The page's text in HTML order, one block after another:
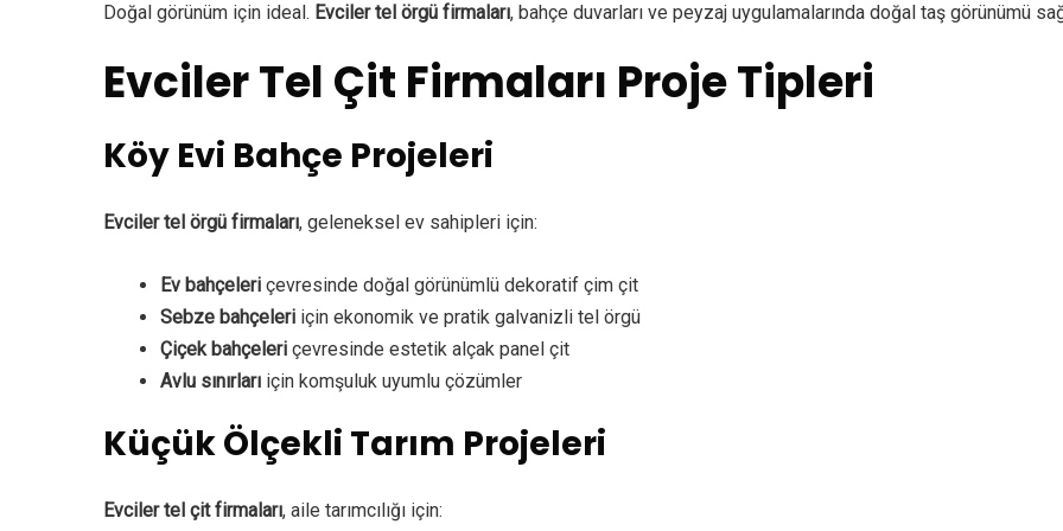
Doğal görünüm için ideal. Evciler tel örgü firmaları, bahçe duvarları ve peyzaj uygulamalarında doğal taş görünümü
Evciler Tel Çit Firmaları Proje Tipleri
Köy Evi Bahçe Projeleri
Evciler tel örgü firmaları, geleneksel ev sahipleri için:
Ev bahçeleri çevresinde doğal görünümlü dekoratif çim çit
Sebze bahçeleri için ekonomik ve pratik galvanizli tel örgü
Çiçek bahçeleri çevresinde estetik alçak panel çit
Avlu sınırları için komşuluk uyumlu çözümler
Küçük Ölçekli Tarım Projeleri
Evciler tel çit firmaları, aile tarımcılığı için: